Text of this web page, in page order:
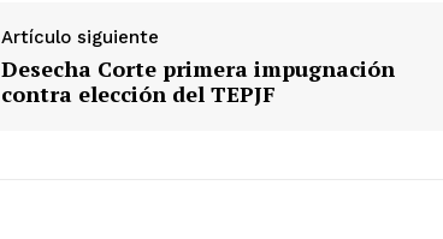
Artículo siguiente
Desecha Corte primera impugnación
contra elección del TEPJF